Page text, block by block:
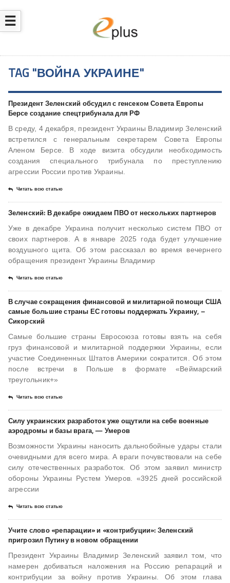
☰
TAG "ВОЙНА УКРАИНЕ"
​Президент Зеленский обсудил с генсеком Совета Европы
Берсе создание спецтрибунала для РФ
В среду, 4 декабря, президент Украины Владимир Зеленский
встретился с генеральным секретарем Совета Европы
Аленом Берсе. В ходе визита обсудили необходимость
создания специального трибунала по преступлению
агрессии России против Украины.
Читать всю статью
Зеленский: В декабре ожидаем ПВО от нескольких партнеров
Уже в декабре Украина получит несколько систем ПВО от
своих партнеров. А в январе 2025 года будет улучшение
воздушного щита. Об этом рассказал во время вечернего
обращения президент Украины Владимир
Читать всю статью
В случае сокращения финансовой и милитарной помощи США
самые большие страны ЕС готовы поддержать Украину, –
Сикорский
Самые большие страны Евросоюза готовы взять на себя
груз финансовой и милитарной поддержки Украины, если
участие Соединенных Штатов Америки сократится. Об этом
после встречи в Польше в формате «Веймарский
треугольник+»
Читать всю статью
Силу украинских разработок уже ощутили на себе военные
аэродромы и базы врага, — Умеров
Возможности Украины наносить дальнобойные удары стали
очевидными для всего мира. А враги почувствовали на себе
силу отечественных разработок. Об этом заявил министр
обороны Украины Рустем Умеров. «3925 дней российской
агрессии
Читать всю статью
Учите слово «репарации» и «контрибуции»: Зеленский
пригрозил Путину в новом обращении
Президент Украины Владимир Зеленский заявил том, что
намерен добиваться наложения на Россию репараций и
контрибуции за войну против Украины. Об этом глава